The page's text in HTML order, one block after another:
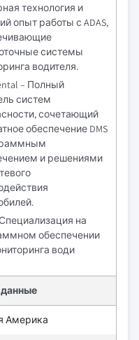
технология и
опыт работы с ADAS,
системы
водителя.
– Полный
систем
сочетающий
обеспечение DMS
и решениями
на
обеспечении
води
Америка